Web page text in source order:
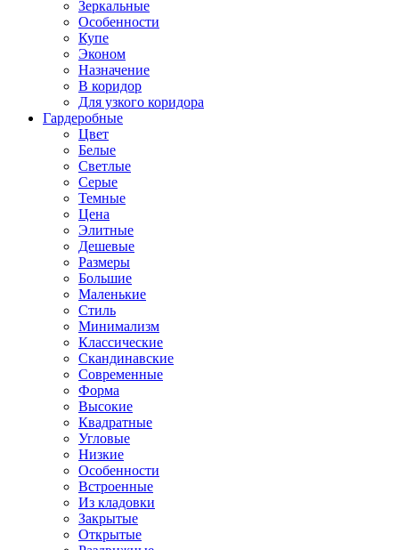
Зеркальные
Особенности
Купе
Эконом
Назначение
В коридор
Для узкого коридора
Гардеробные
Цвет
Белые
Светлые
Серые
Темные
Цена
Элитные
Дешевые
Размеры
Большие
Маленькие
Стиль
Минимализм
Классические
Скандинавские
Современные
Форма
Высокие
Квадратные
Угловые
Низкие
Особенности
Встроенные
Из кладовки
Закрытые
Открытые